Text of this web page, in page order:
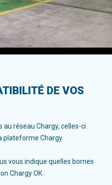
DE VOS
au réseau Chargy, celles-ci
plateforme Chargy.
vous indique quelles bornes
Chargy OK :